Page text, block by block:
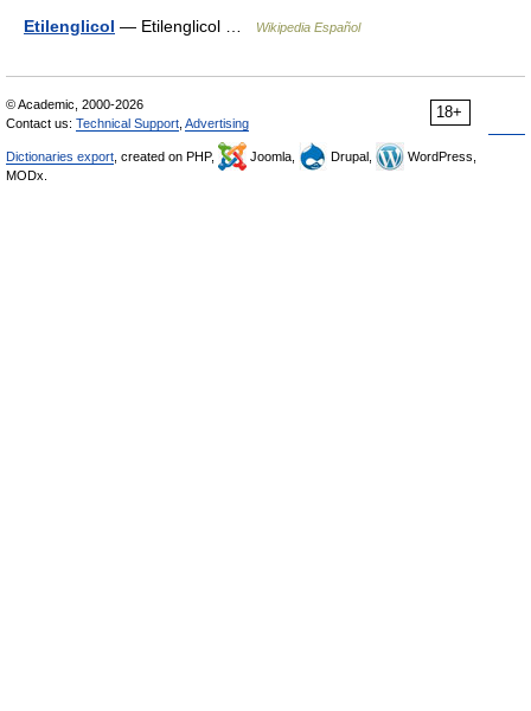
Etilenglicol — Etilenglicol … Wikipedia Español
18+
© Academic, 2000-2026
Contact us: Technical Support Advertising
Dictionaries export , created on PHP, Joomla, Drupal,
WordPress,
MODx.